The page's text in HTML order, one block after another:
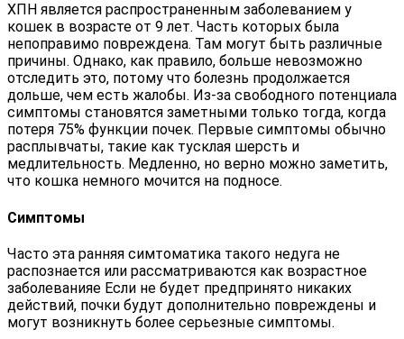
ХПН является распространенным заболеванием у
кошек в возрасте от 9 лет. Часть которых была
непоправимо повреждена. Там могут быть различные
причины. Однако, как правило, больше невозможно
отследить это, потому что болезнь продолжается
дольше, чем есть жалобы. Из-за свободного потенциала
симптомы становятся заметными только тогда, когда
потеря 75% функции почек. Первые симптомы обычно
расплывчаты, такие как тусклая шерсть и
медлительность. Медленно, но верно можно заметить,
что кошка немного мочится на подносе.
Симптомы
Часто эта ранняя симтоматика такого недуга не
распознается или рассматриваются как возрастное
заболеванияе Если не будет предпринято никаких
действий, почки будут дополнительно повреждены и
могут возникнуть более серьезные симптомы.